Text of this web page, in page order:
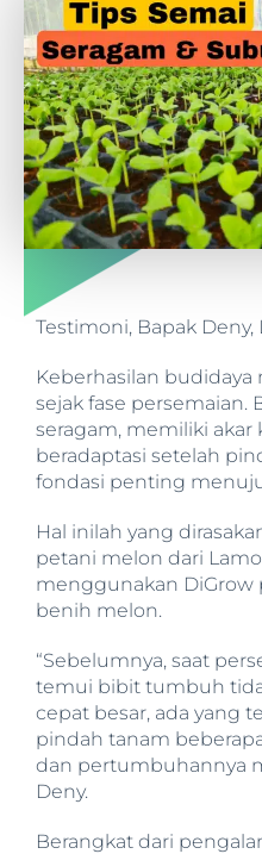
Testimoni, Bapak
Keberhasilan
sejak fase
seragam, memiliki akar
beradaptasi setelah
fondasi penting
Hal inilah yang
petani melon dari
menggunakan DiGrow
benih melon.
“Sebelumnya, saat
temui bibit tumbuh
cepat besar, ada yang
pindah tanam
dan pertumbuhannya
Deny.
Berangkat dari